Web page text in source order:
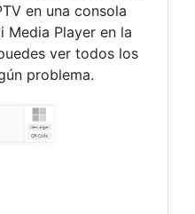
en una consola
Media Player en la
ver todos los
problema.